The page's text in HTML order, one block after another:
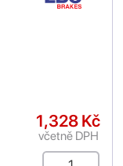
1,328 Kč
včetně DPH